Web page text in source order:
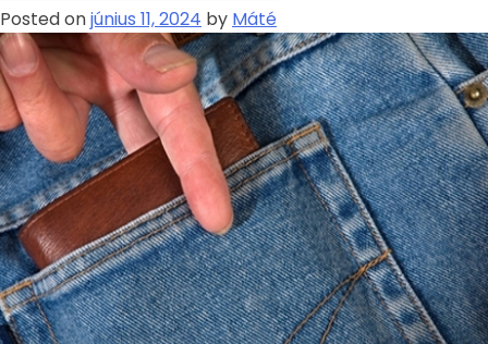
Posted onjúnius 11, 2024 by Máté